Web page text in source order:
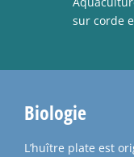
sur corde
Biologie
L’huître plate est